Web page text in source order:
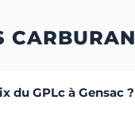
du GPLc à Gensac ?